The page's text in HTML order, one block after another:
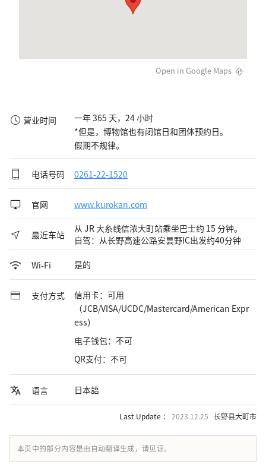
Open in Google Maps
营业时间
一年 365 天，24 小时
*但是，博物馆也有闭馆日和团体预约日。
假期不规律。
电话号码 0261-22-1520
官网 www.kurokan.com
最近车站
从 JR 大糸线信浓大町站乘坐巴士约 15 分钟。
自驾：从长野高速公路安昙野IC出发约40分钟
Wi-Fi 是的
支付方式
信用卡：可用
（JCB/VISA/UCDC/Mastercard/American Expr
ess）
电子钱包：不可
QR支付：不可
语言 日本語
Last Update ： 2023.12.25 长野县大町市
本页中的部分内容是由自动翻译生成，请见谅。